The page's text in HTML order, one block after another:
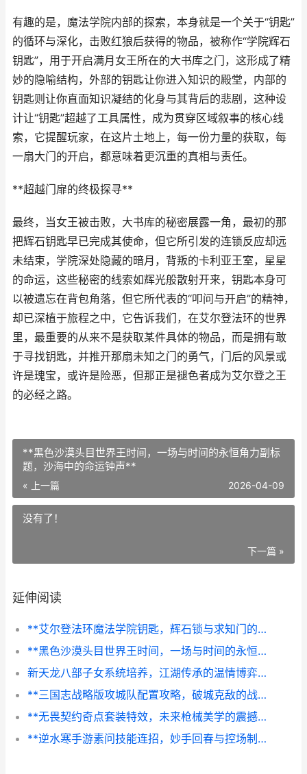
有趣的是，魔法学院内部的探索，本身就是一个关于“钥匙”
的循环与深化，击败红狼后获得的物品，被称作“学院辉石
钥匙”，用于开启满月女王所在的大书库之门，这形成了精
妙的隐喻结构，外部的钥匙让你进入知识的殿堂，内部的
钥匙则让你直面知识凝结的化身与其背后的悲剧，这种设
计让“钥匙”超越了工具属性，成为贯穿区域叙事的核心线
索，它提醒玩家，在这片土地上，每一份力量的获取，每
一扇大门的开启，都意味着更沉重的真相与责任。
**超越门扉的终极探寻**
最终，当女王被击败，大书库的秘密展露一角，最初的那
把辉石钥匙早已完成其使命，但它所引发的连锁反应却远
未结束，学院深处隐藏的暗月，背叛的卡利亚王室，星星
的命运，这些秘密的线索如辉光般散射开来，钥匙本身可
以被遗忘在背包角落，但它所代表的“叩问与开启”的精神，
却已深植于旅程之中，它告诉我们，在艾尔登法环的世界
里，最重要的从来不是获取某件具体的物品，而是拥有敢
于寻找钥匙，并推开那扇未知之门的勇气，门后的风景或
许是瑰宝，或许是险恶，但那正是褪色者成为艾尔登之王
的必经之路。
**黑色沙漠头目世界王时间，一场与时间的永恒角力副标
题，沙海中的命运钟声**
« 上一篇 2026-04-09
没有了！
下一篇 »
延伸阅读
**艾尔登法环魔法学院钥匙，辉石锁与求知门的叩问**
**黑色沙漠头目世界王时间，一场与时间的永恒角力副标题，沙海中的命运钟声**
新天龙八部子女系统培养，江湖传承的温情博弈，副标题，论血脉延续与战力构筑的平衡艺术
**三国志战略版攻城队配置攻略，破城克敌的战术精髓**
**无畏契约奇点套装特效，未来枪械美学的震撼诠释，副标题，一次关于视觉与感知的维度跃迁**
**逆水寒手游素问技能连招，妙手回春与控场制胜之道**